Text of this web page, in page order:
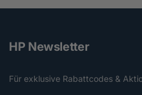
HP Newsletter
Für exklusive Rabattcodes &